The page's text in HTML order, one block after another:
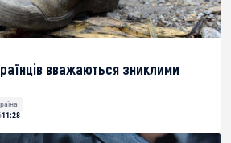
вважаються зниклими
11:28